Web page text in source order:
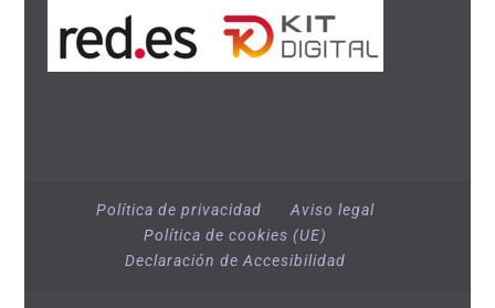
Política de privacidad
Aviso legal
Política de cookies (UE)
Declaración de Accesibilidad